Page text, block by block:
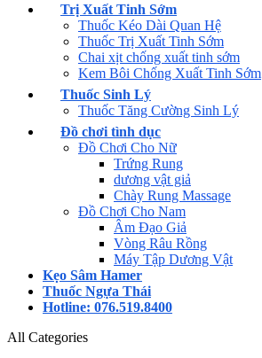
Trị Xuất Tinh Sớm
Thuốc Kéo Dài Quan Hệ
Thuốc Trị Xuất Tinh Sớm
Chai xịt chống xuất tinh sớm
Kem Bôi Chống Xuất Tinh Sớm
Thuốc Sinh Lý
Thuốc Tăng Cường Sinh Lý
Đồ chơi tình dục
Đồ Chơi Cho Nữ
Trứng Rung
dương vật giả
Chày Rung Massage
Đồ Chơi Cho Nam
Âm Đạo Giả
Vòng Râu Rồng
Máy Tập Dương Vật
Kẹo Sâm Hamer
Thuốc Ngựa Thái
Hotline: 076.519.8400
All Categories